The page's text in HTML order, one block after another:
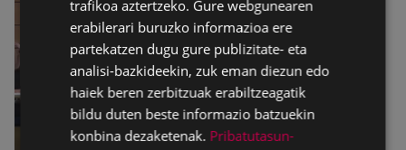
trafikoa aztertzeko. Gure webgunearen
erabilerari buruzko informazioa ere
partekatzen dugu gure publizitate- eta
analisi-bazkideekin, zuk eman diezun edo
haiek beren zerbitzuak erabiltzeagatik
bildu duten beste informazio batzuekin
konbina dezaketenak. Pribatutasun-